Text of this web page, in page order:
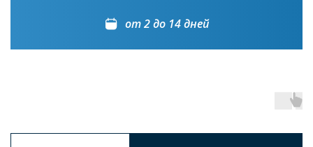
от 2 до 14 дней